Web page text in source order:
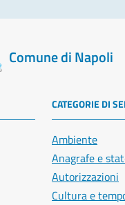
Comune di Napoli
CATEGORIE DI
Ambiente
Anagrafe e
Autorizzazioni
Cultura e